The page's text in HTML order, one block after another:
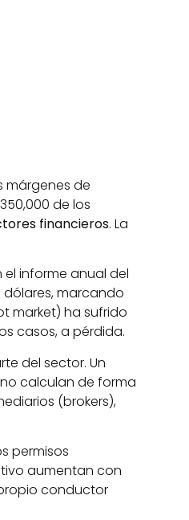
márgenes de
de los
financieros. La
informe anual del
marcando
market) ha sufrido
casos, a pérdida.
del sector. Un
calculan de forma
(brokers),
permisos
aumentan con
conductor